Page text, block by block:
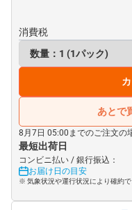
消費税
あとで
8月7日 05:00までのご注文の
最短出荷日
コンビニ払い / 銀行振込：
お届け日の目安
※ 気象状況や運行状況により確約で